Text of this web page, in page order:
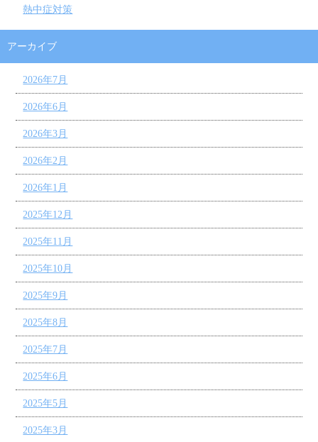
熱中症対策
アーカイブ
2026年7月
2026年6月
2026年3月
2026年2月
2026年1月
2025年12月
2025年11月
2025年10月
2025年9月
2025年8月
2025年7月
2025年6月
2025年5月
2025年3月